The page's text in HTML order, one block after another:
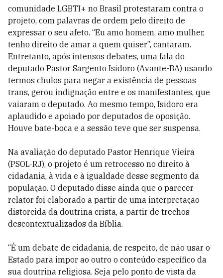
comunidade LGBTI+ no Brasil protestaram contra o
projeto, com palavras de ordem pelo direito de
expressar o seu afeto. “Eu amo homem, amo mulher,
tenho direito de amar a quem quiser”, cantaram.
Entretanto, após intensos debates, uma fala do
deputado Pastor Sargento Isidoro (Avante-BA) usando
termos chulos para negar a existência de pessoas
trans, gerou indignação entre e os manifestantes, que
vaiaram o deputado. Ao mesmo tempo, Isidoro era
aplaudido e apoiado por deputados de oposição.
Houve bate-boca e a sessão teve que ser suspensa.
Na avaliação do deputado Pastor Henrique Vieira
(PSOL-RJ), o projeto é um retrocesso no direito à
cidadania, à vida e à igualdade desse segmento da
população. O deputado disse ainda que o parecer
relator foi elaborado a partir de uma interpretação
distorcida da doutrina cristã, a partir de trechos
descontextualizados da Bíblia.
“É um debate de cidadania, de respeito, de não usar o
Estado para impor ao outro o conteúdo específico da
sua doutrina religiosa. Seja pelo ponto de vista da